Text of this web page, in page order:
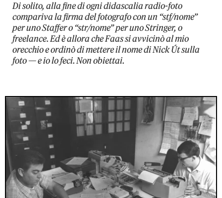
Di solito, alla fine di ogni didascalia radio-foto
compariva la firma del fotografo con un “stf/nome”
per uno Staffer o “str/nome” per uno Stringer, o
freelance. Ed è allora che Faas si avvicinò al mio
orecchio e ordinò di mettere il nome di Nick Út sulla
foto — e io lo feci. Non obiettai.